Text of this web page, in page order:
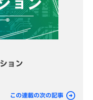
ョン
この連載の次の記事